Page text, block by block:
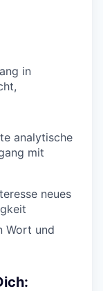
in
analytische
mit
neues
Wort und